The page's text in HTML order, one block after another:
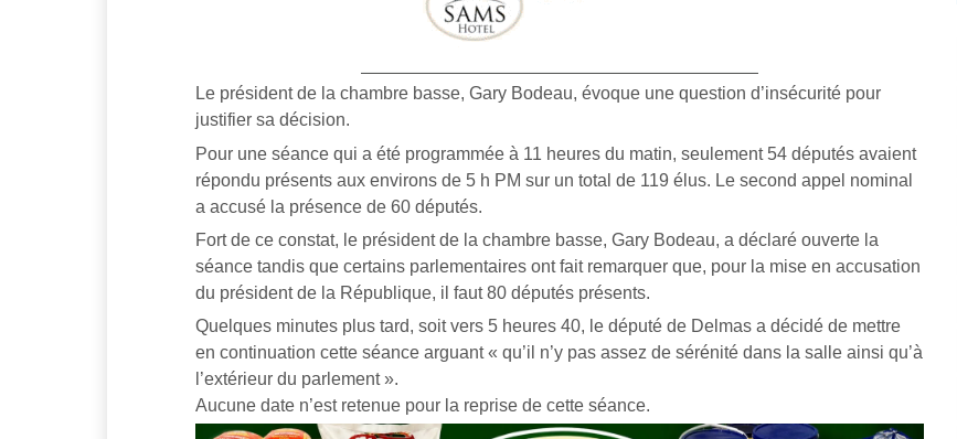
Le président de la chambre basse, Gary Bodeau, évoque une question d’insécurité pour
justifier sa décision.
Pour une séance qui a été programmée à 11 heures du matin, seulement 54 députés avaient
répondu présents aux environs de 5 h PM sur un total de 119 élus. Le second appel nominal
a accusé la présence de 60 députés.
Fort de ce constat, le président de la chambre basse, Gary Bodeau, a déclaré ouverte la
séance tandis que certains parlementaires ont fait remarquer que, pour la mise en accusation
du président de la République, il faut 80 députés présents.
Quelques minutes plus tard, soit vers 5 heures 40, le député de Delmas a décidé de mettre
en continuation cette séance arguant « qu’il n’y pas assez de sérénité dans la salle ainsi qu’à
l’extérieur du parlement ».
Aucune date n’est retenue pour la reprise de cette séance.